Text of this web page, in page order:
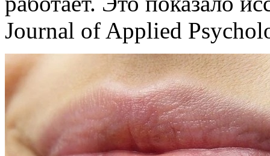
Journal of Applied